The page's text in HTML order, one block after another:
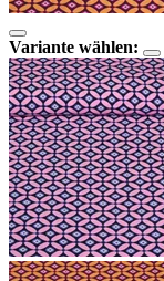
Variante wählen: